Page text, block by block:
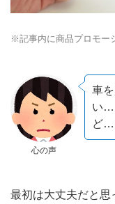
※記事内に商品プロモー
心の声
車
い…
ど…
最初は大丈夫だと思